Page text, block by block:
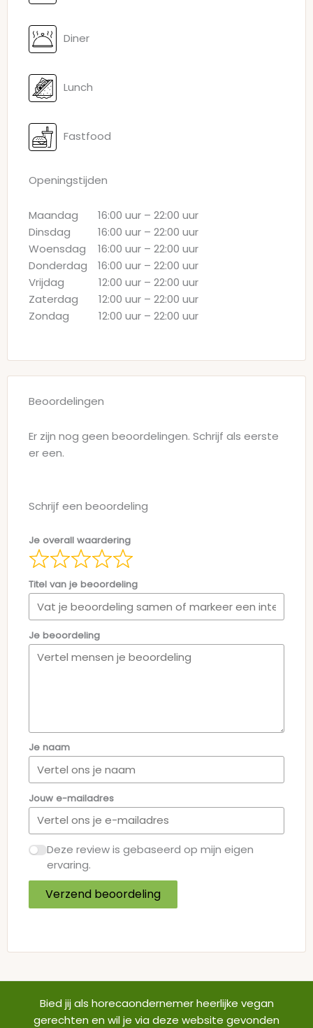
Beoordelingen
Er zijn nog geen beoordelingen. Schrijf als eerste
er een.
Schrijf een beoordeling
Je overall waardering
Titel van je beoordeling
Je beoordeling
Je naam
Jouw e-mailadres
Deze review is gebaseerd op mijn eigen
ervaring.
Verzend beoordeling
Diner
Lunch
Fastfood
Openingstijden
Maandag 16:00 uur – 22:00 uur
Dinsdag
16:00 uur – 22:00 uur
Woensdag
16:00 uur – 22:00 uur
Donderdag
16:00 uur – 22:00 uur
Vrijdag
12:00 uur – 22:00 uur
Zaterdag
12:00 uur – 22:00 uur
Zondag
12:00 uur – 22:00 uur
Bied jij als horecaondernemer heerlijke vegan
gerechten en wil je via deze website gevonden